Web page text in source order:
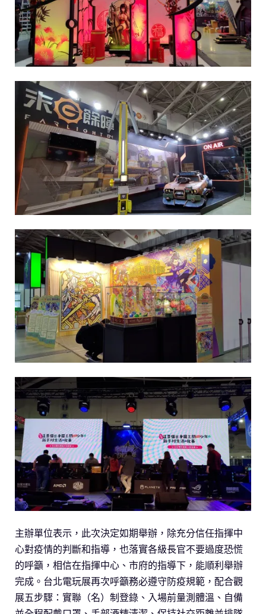
主辦單位表示，此次決定如期舉辦，除充分信任指揮中
心對疫情的判斷和指導，也落實各級長官不要過度恐慌
的呼籲，相信在指揮中心、市府的指導下，能順利舉辦
完成。台北電玩展再次呼籲務必遵守防疫規範，配合觀
展五步驟：實聯（名）制登錄、入場前量測體溫、自備